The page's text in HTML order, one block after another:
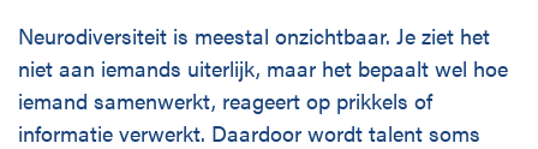
Neurodiversiteit is meestal onzichtbaar. Je ziet het
niet aan iemands uiterlijk, maar het bepaalt wel hoe
iemand samenwerkt, reageert op prikkels of
informatie verwerkt. Daardoor wordt talent soms